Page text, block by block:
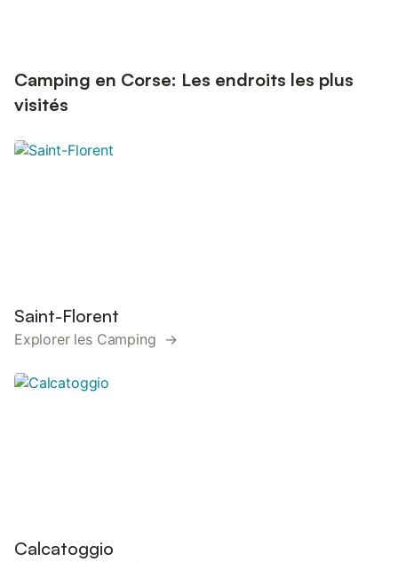
Camping en Corse: Les endroits les plus
visités
Saint-Florent
Explorer les Camping →
Calcatoggio